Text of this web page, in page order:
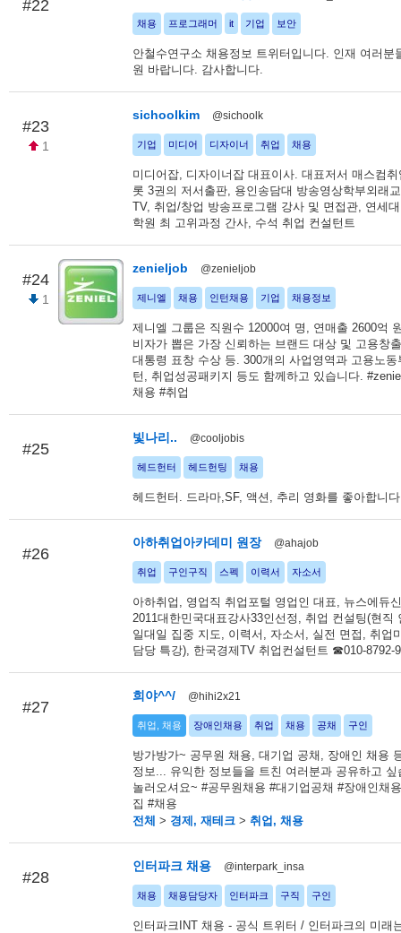
#22
채용 프로그래머 it 기업 보안
안철수연구소 채용정보 트위터입니다. 인재 여러분
원 바랍니다. 감사합니다.
#23
1
sichoolkim @sichoolk
기업 미디어 디자이너 취업 채용
미디어잡, 디자이너잡 대표이사. 대표저서 매스컴
롯 3권의 저서출판, 용인송담대 방송영상학부외래
TV, 취업/창업 방송프로그램 강사 및 면접관, 연세
학원 최 고위과정 간사, 수석 취업 컨설턴트
#24
1
zenieljob @zenieljob
제니엘 채용 인턴채용 기업 채용정보
제니엘 그룹은 직원수 12000여 명, 연매출 2600억
비자가 뽑은 가장 신뢰하는 브랜드 대상 및 고용창
대통령 표창 수상 등. 300개의 사업영역과 고용노동
턴, 취업성공패키지 등도 함께하고 있습니다.
채용 #취업
#25
빛나리.. @cooljobis
헤드헌터 헤드헌팅 채용
헤드헌터. 드라마,SF, 액션, 추리 영화를 좋아합니
#26
아하취업아카데미 원장 @ahajob
취업 구인구직 스펙 이력서 자소서
아하취업, 영업직 취업포털 영업인 대표, 뉴스에듀
2011대한민국대표강사33인선정, 취업 컨설팅(현직
일대일 집중 지도, 이력서, 자소서, 실전 면접, 취업
담당 특강), 한국경제TV 취업컨설턴트 ☎010-8792-
#27
희야^^/ @hihi2x21
취업, 채용 장애인채용 취업 채용 공채 구인
방가방가~ 공무원 채용, 대기업 공채, 장애인 채용
정보... 유익한 정보들을 트친 여러분과 공유하고 싶
놀러오셔요~ #공무원채용 #대기업공채 #장애인채
집 #채용
전체 > 경제, 재테크 > 취업, 채용
#28
인터파크 채용 @interpark_insa
채용 채용담당자 인터파크 구직 구인
인터파크INT 채용 - 공식 트위터 / 인터파크의 미래